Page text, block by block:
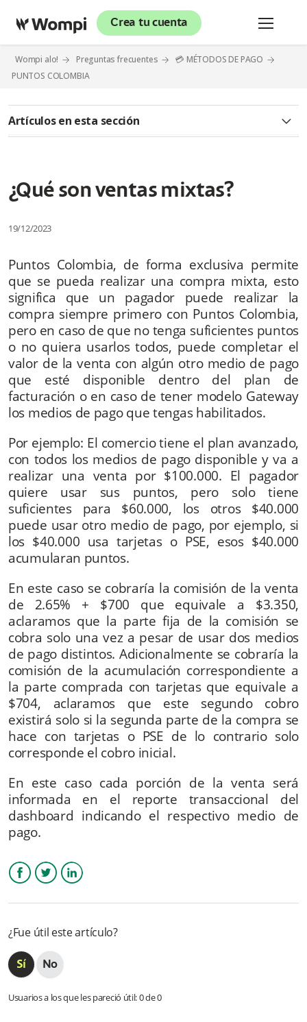
Crea tu cuenta
Wompi alo! Preguntas frecuentes
💳 MÉTODOS DE PAGO
PUNTOS COLOMBIA
Artículos en esta sección
¿Cómo puedo agregar puntos Colombia en mi comercio?
Colombia?
¿Cuánto tiempo dura el periodo sin cobro de comisión de
acumulaciones en el modelo agregador?
¿Cómo acumulan puntos mis pagadores?
¿Qué son ventas mixtas?
¿Cómo apago el nuevo medio de pago?
Presento fallas en las transacciones o conciliación con puntos
Colombia ¿qué hago?
¿Cómo veré reflejadas las transacciones de este nuevo medio
de pago?
Más información
¿Qué son ventas mixtas?
19/12/2023
Puntos Colombia, de forma exclusiva permite
que se pueda realizar una compra mixta, esto
significa que un pagador puede realizar la
compra siempre primero con Puntos Colombia,
pero en caso de que no tenga suficientes puntos
o no quiera usarlos todos, puede completar el
valor de la venta con algún otro medio de pago
que esté disponible dentro del plan de
facturación o en caso de tener modelo Gateway
los medios de pago que tengas habilitados.
Por ejemplo: El comercio tiene el plan avanzado,
con todos los medios de pago disponible y va a
realizar una venta por $100.000. El pagador
quiere usar sus puntos, pero solo tiene
suficientes para $60.000, los otros $40.000
puede usar otro medio de pago, por ejemplo, si
los $40.000 usa tarjetas o PSE, esos $40.000
acumularan puntos.
En este caso se cobraría la comisión de la venta
de 2.65% + $700 que equivale a $3.350,
aclaramos que la parte fija de la comisión se
cobra solo una vez a pesar de usar dos medios
de pago distintos. Adicionalmente se cobraría la
comisión de la acumulación correspondiente a
la parte comprada con tarjetas que equivale a
$704, aclaramos que este segundo cobro
existirá solo si la segunda parte de la compra se
hace con tarjetas o PSE de lo contrario solo
corresponde el cobro inicial.
En este caso cada porción de la venta será
informada en el reporte transaccional del
dashboard indicando el respectivo medio de
pago.
¿Fue útil este artículo?
Usuarios a los que les pareció útil: 0 de 0